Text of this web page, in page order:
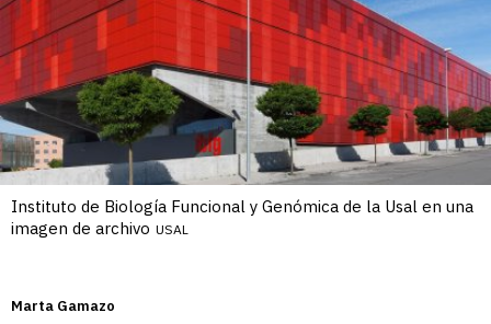
Instituto de Biología Funcional y Genómica de la Usal en una
imagen de archivo USAL
Marta Gamazo